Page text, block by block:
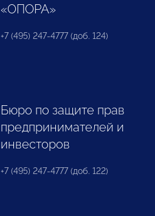
«ОПОРА»
+7 (495) 247-4777 (доб. 124)
Бюро по защите прав
предпринимателей и
инвесторов
+7 (495) 247-4777 (доб. 122)